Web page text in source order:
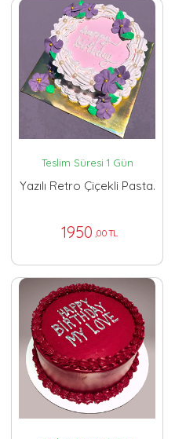
Teslim Süresi 1 Gün
Yazılı Retro Çiçekli Pasta.
1950 ,00 TL